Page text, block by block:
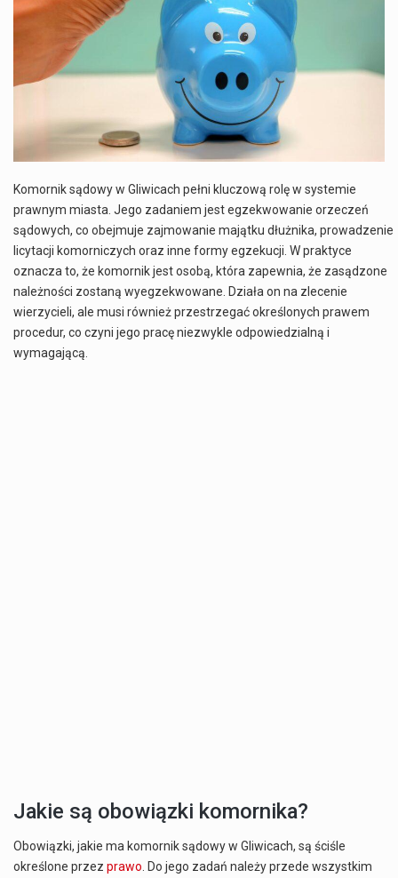
Komornik sądowy w Gliwicach pełni kluczową rolę w systemie
prawnym miasta. Jego zadaniem jest egzekwowanie orzeczeń
sądowych, co obejmuje zajmowanie majątku dłużnika, prowadzenie
licytacji komorniczych oraz inne formy egzekucji. W praktyce
oznacza to, że komornik jest osobą, która zapewnia, że zasądzone
należności zostaną wyegzekwowane. Działa on na zlecenie
wierzycieli, ale musi również przestrzegać określonych prawem
procedur, co czyni jego pracę niezwykle odpowiedzialną i
wymagającą.
Jakie są obowiązki komornika?
Obowiązki, jakie ma komornik sądowy w Gliwicach, są ściśle
określone przez prawo . Do jego zadań należy przede wszystkim